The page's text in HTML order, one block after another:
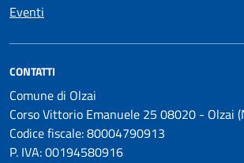
Eventi
CONTATTI
Comune di Olzai
Corso Vittorio Emanuele 25 08020 - Olzai
Codice fiscale: 80004790913
P. IVA: 00194580916